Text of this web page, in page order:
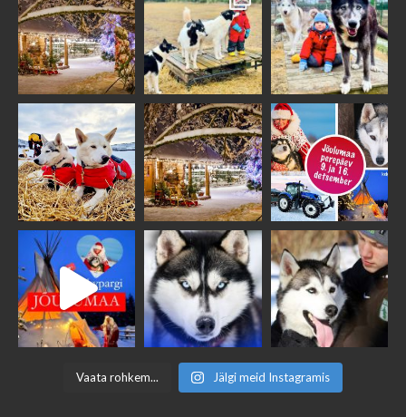
Vaata rohkem... Jälgi meid Instagramis